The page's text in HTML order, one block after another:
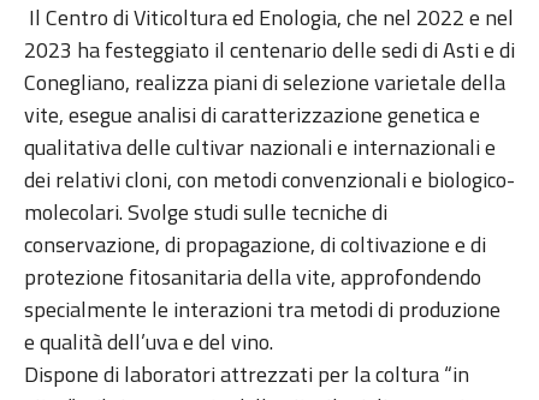
Il Centro di Viticoltura ed Enologia, che nel 2022 e nel
2023 ha festeggiato il centenario delle sedi di Asti e di
Conegliano, realizza piani di selezione varietale della
vite, esegue analisi di caratterizzazione genetica e
qualitativa delle cultivar nazionali e internazionali e
dei relativi cloni, con metodi convenzionali e biologico-
molecolari. Svolge studi sulle tecniche di
conservazione, di propagazione, di coltivazione e di
protezione fitosanitaria della vite, approfondendo
specialmente le interazioni tra metodi di produzione
e qualità dell’uva e del vino.
Dispone di laboratori attrezzati per la coltura “in